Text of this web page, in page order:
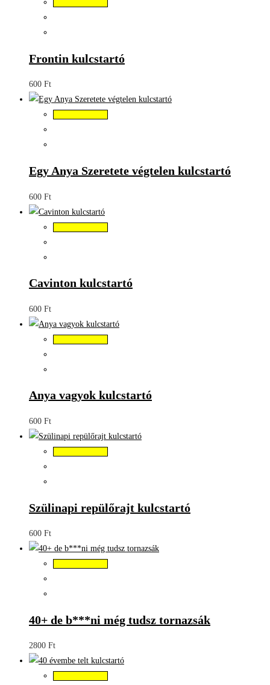
Frontin kulcstartó
600 Ft
Egy Anya Szeretete végtelen kulcstartó
600 Ft
Cavinton kulcstartó
600 Ft
Anya vagyok kulcstartó
600 Ft
Szülinapi repülőrajt kulcstartó
600 Ft
40+ de b***ni még tudsz tornazsák
2800 Ft